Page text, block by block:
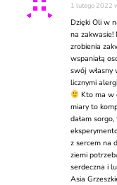
1 lutego 2022
Dzięki Oli w
na zakwasie!
zrobienia
wspaniałą
swój własny
licznymi
Kto ma w
miary to
dałam
z sercem na
ziemi
serdeczna i
Asia